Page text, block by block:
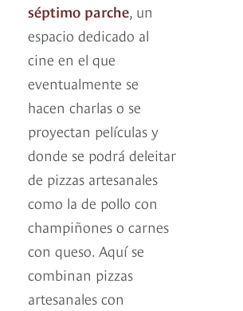
séptimo parche, un
espacio dedicado al
cine en el que
eventualmente se
hacen charlas o se
proyectan películas y
donde se podrá deleitar
de pizzas artesanales
como la de pollo con
champiñones o carnes
con queso. Aquí se
combinan pizzas
artesanales con